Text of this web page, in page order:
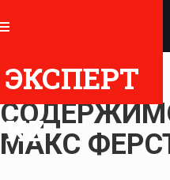
ЭКСПЕРТ
KZ
ПОКАЗАТЬ
МАКС